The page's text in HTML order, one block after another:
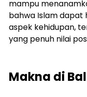
mampu
bahwa Islam dapat
aspek kehidupan,
yang penuh nilai
Makna di